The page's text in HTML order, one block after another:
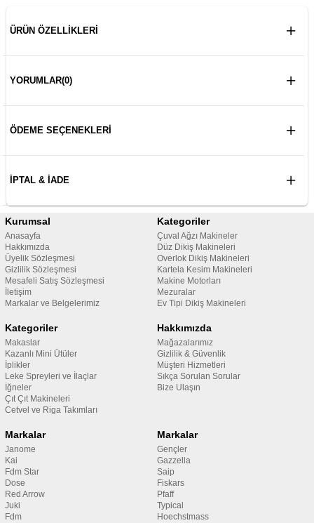
ÜRÜN ÖZELLIKLERI
YORUMLAR(0)
ÖDEME SEÇENEKLERI
İPTAL & İADE
Kurumsal
Anasayfa
Hakkımızda
Üyelik Sözleşmesi
Gizlilik Sözleşmesi
Mesafeli Satış Sözleşmesi
İletişim
Markalar ve Belgelerimiz
Kategoriler
Çuval Ağzı Makineler
Düz Dikiş Makineleri
Overlok Dikiş Makineleri
Kartela Kesim Makineleri
Makine Motorları
Mezuralar
Ev Tipi Dikiş Makineleri
Kategoriler
Makaslar
Kazanlı Mini Ütüler
İplikler
Leke Spreyleri ve İlaçlar
İğneler
Çıt Çıt Makineleri
Cetvel ve Riga Takımları
Hakkımızda
Mağazalarımız
Gizlilik & Güvenlik
Müşteri Hizmetleri
Sıkça Sorulan Sorular
Bize Ulaşın
Markalar
Janome
Kai
Fdm Star
Dose
Red Arrow
Juki
Fdm
Markalar
Gençler
Gazzella
Saip
Fiskars
Pfaff
Typical
Hoechstmass